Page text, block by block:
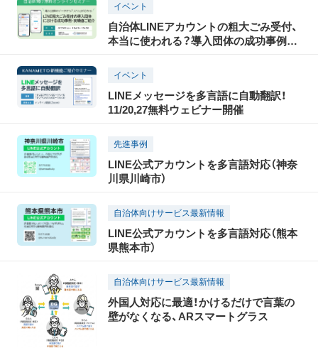
イベント
自治体LINEアカウントの粗大ごみ受付、
本当に使われる？導入団体の成功事例・
催(無料)
イベント
LINEメッセージを多言語に自動翻訳！
11/20,27無料ウェビナー開催
先進事例
LINE公式アカウントを多言語対応（神奈
川県川崎市）
自治体向けサービス最新情報
LINE公式アカウントを多言語対応（熊本
県熊本市）
自治体向けサービス最新情報
外国人対応に最適！かけるだけで言葉の
壁がなくなる、ARスマートグラス